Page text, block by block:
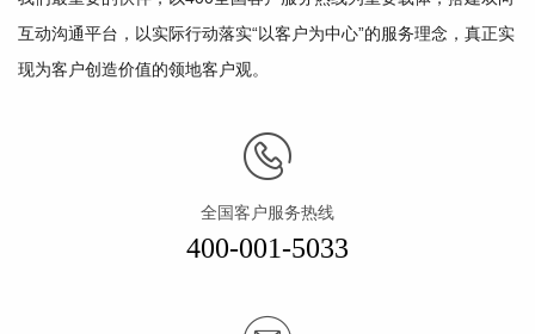
互动沟通平台，以实际行动落实“以客户为中心”的服务理念，真正实
现为客户创造价值的领地客户观。
全国客户服务热线
400-001-5033